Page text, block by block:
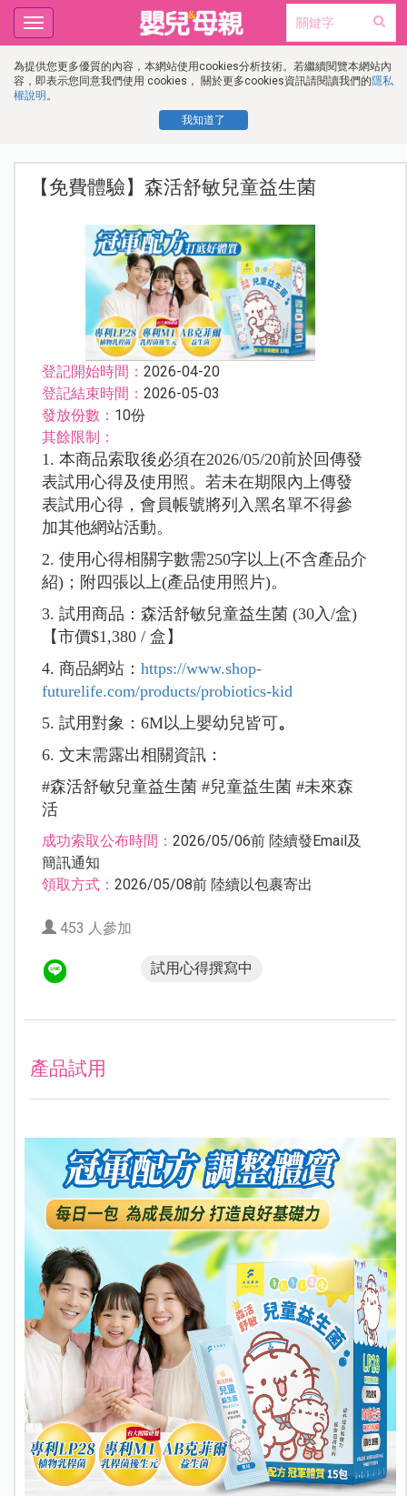
為提供您更多優質的內容，本網站使用cookies分析技術。若繼續閱覽本網站內
容，即表示您同意我們使用 cookies， 關於更多cookies資訊請閱讀我們的隱私
權說明 。
我知道了
Toggle
navigation
【免費體驗】森活舒敏兒童益生菌
登記開始時間： 2026-04-20
登記結束時間： 2026-05-03
發放份數： 10份
其餘限制：
1. 本商品索取後必須在2026/05/20前於回傳發
表試用心得及使用照。若未在期限內上傳發
表試用心得，會員帳號將列入黑名單不得參
加其他網站活動。
2. 使用心得相關字數需250字以上(不含產品介
紹)；附四張以上(產品使用照片)。
3. 試用商品：森活舒敏兒童益生菌 (30入/盒)
【市價$1,380 / 盒】
4. 商品網站： https://www.shop-
futurelife.com/products/probiotics-kid
5. 試用對象：6M以上嬰幼兒皆可。
6. 文末需露出相關資訊：
#森活舒敏兒童益生菌 #兒童益生菌 #未來森
活
成功索取公布時間： 2026/05/06前 陸續發Email及
簡訊通知
領取方式： 2026/05/08前 陸續以包裹寄出
453 人參加
試用心得撰寫中
產品試用